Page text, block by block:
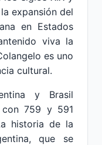
expansión del
en Estados
viva la
es uno
cultural.
y Brasil
con 759 y 591
historia de la
que se